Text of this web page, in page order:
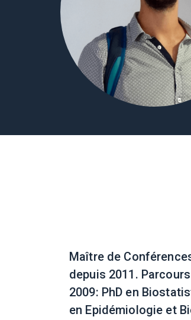
Maître de
depuis 2011.
2009: PhD en
en Epidémiologie et